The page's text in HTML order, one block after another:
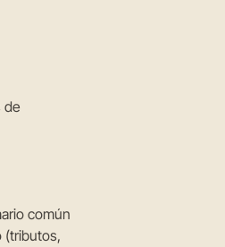
de
común
(tributos,